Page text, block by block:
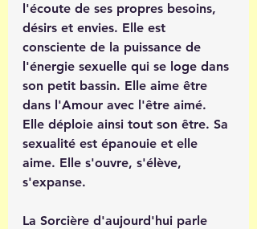
l'écoute de ses propres besoins,
désirs et envies. Elle est
consciente de la puissance de
l'énergie sexuelle qui se loge dans
son petit bassin. Elle aime être
dans l'Amour avec l'être aimé.
Elle déploie ainsi tout son être. Sa
sexualité est épanouie et elle
aime. Elle s'ouvre, s'élève,
s'expanse.
La Sorcière d'aujourd'hui parle